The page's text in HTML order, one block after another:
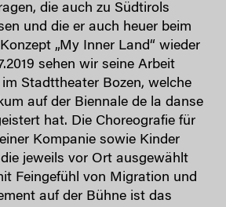
die auch zu Südtirols
und die er auch heuer beim
„My Inner Land“ wieder
sehen wir seine Arbeit
Stadttheater Bozen, welche
auf der Biennale de la danse
hat. Die Choreografie für
Kompanie sowie Kinder
jeweils vor Ort ausgewählt
Feingefühl von Migration und
auf der Bühne ist das